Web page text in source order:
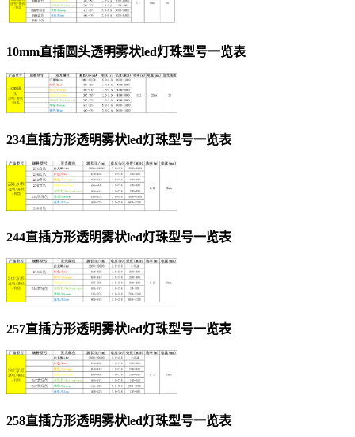
10mm直插圆头透明雾状led灯珠型号一览表
234直插方形透明雾状led灯珠型号一览表
244直插方形透明雾状led灯珠型号一览表
257直插方形透明雾状led灯珠型号一览表
258直插方形透明雾状led灯珠型号一览表